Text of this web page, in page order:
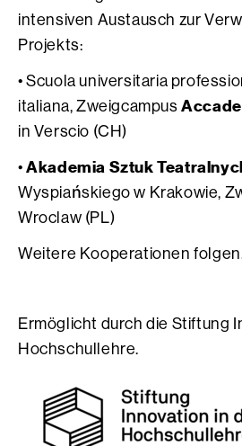
intensiven Austausch zur
Projekts:
• Scuola universitaria
italiana, Zweigcampus
in Verscio (CH)
•Akademia Sztuk
Wyspiańskiego w Krakowie,
Wroclaw (PL)
Weitere Kooperationen
Ermöglicht durch die Stiftung
Hochschullehre.